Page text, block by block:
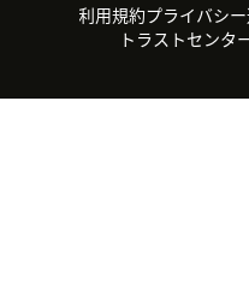
トライアル体験とFAQ
サステナビリティレポート
CX Trends 2026
カスタマーサポートツール
利用規約プライバシ
トラストセンタ